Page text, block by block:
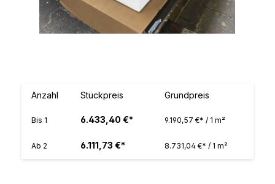
Anzahl Stückpreis Grundpreis
Bis 1 6.433,40 €* 9.190,57 €* / 1 m²
Ab 2 6.111,73 €* 8.731,04 €* / 1 m²